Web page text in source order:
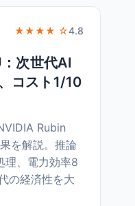
★★★★ ☆4.8
次世代AI
コスト1/10
Rubin
を解説。推論
理、電力効率8
の経済性を大